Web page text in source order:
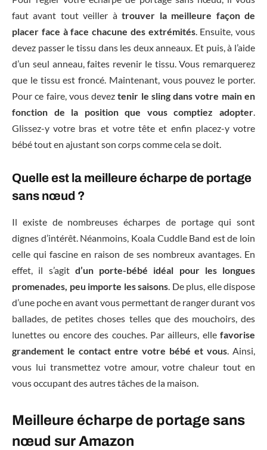
faut avant tout veiller àtrouver la meilleure façon de
placer face à face chacune des extrémités. Ensuite, vous
devez passer le tissu dans les deux anneaux. Et puis, à l’aide
d’un seul anneau, faites revenir le tissu. Vous remarquerez
que le tissu est froncé. Maintenant, vous pouvez le porter.
Pour ce faire, vous deveztenir le sling dans votre main en
fonction de la position que vous comptiez adopter.
Glissez-y votre bras et votre tête et enfin placez-y votre
bébé tout en ajustant son corps comme cela se doit.
Quelle est la meilleure écharpe de portage
sans nœud ?
Il existe de nombreuses écharpes de portage qui sont
dignes d’intérêt. Néanmoins, Koala Cuddle Band est de loin
celle qui fascine en raison de ses nombreux avantages. En
effet, il s’agit d’un porte-bébé idéal pour les longues
promenades, peu importe les saisons. De plus, elle dispose
d’une poche en avant vous permettant de ranger durant vos
ballades, de petites choses telles que des mouchoirs, des
lunettes ou encore des couches. Par ailleurs, elle favorise
grandement le contact entre votre bébé et vous. Ainsi,
vous lui transmettez votre amour, votre chaleur tout en
vous occupant des autres tâches de la maison.
Meilleure écharpe de portage sans
nœud sur Amazon